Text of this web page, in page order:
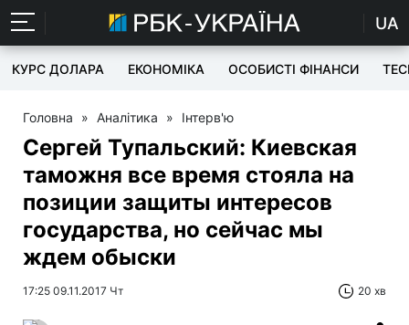
UA
КУРС ДОЛАРА ЕКОНОМІКА ОСОБИСТІ ФІНАНСИ
Головна » Аналітика » Інтерв'ю
Сергей Тупальский: Киевская
таможня все время стояла на
позиции защиты интересов
государства, но сейчас мы
ждем обыски
17:25 09.11.2017 Чт 20 хв